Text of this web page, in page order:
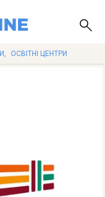
, ОСВІТНІ ЦЕНТРИ